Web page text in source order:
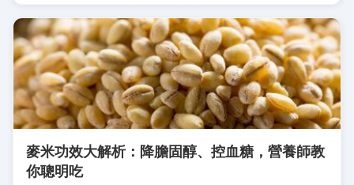
麥米功效大解析：降膽固醇、控血糖，營養師教
你聰明吃